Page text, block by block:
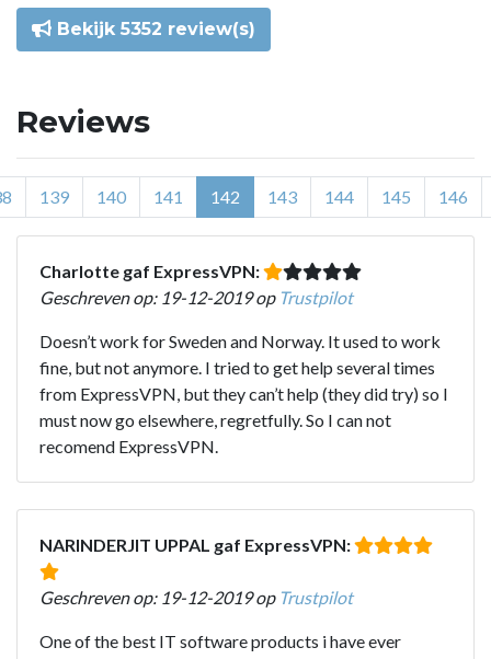
Bekijk 5352 review(s)
Reviews
139 140 141 142 143 144 145 146
Charlotte gaf ExpressVPN:
Geschreven op: 19-12-2019 op Trustpilot
Doesn’t work for Sweden and Norway. It used to work
fine, but not anymore. I tried to get help several times
from ExpressVPN, but they can’t help (they did try) so I
must now go elsewhere, regretfully. So I can not
recomend ExpressVPN.
NARINDERJIT UPPAL gaf ExpressVPN:
Geschreven op: 19-12-2019 op Trustpilot
One of the best IT software products i have ever